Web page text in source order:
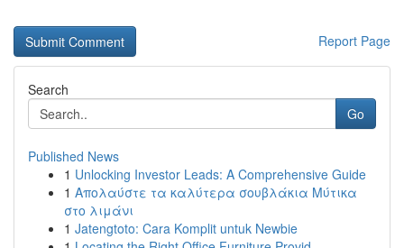
Report Page
Search
Go
Published News
1 Unlocking Investor Leads: A Comprehensive Guide
1 Απολαύστε τα καλύτερα σουβλάκια Μύτικα
στο λιμάνι
1 Jatengtoto: Cara Komplit untuk Newbie